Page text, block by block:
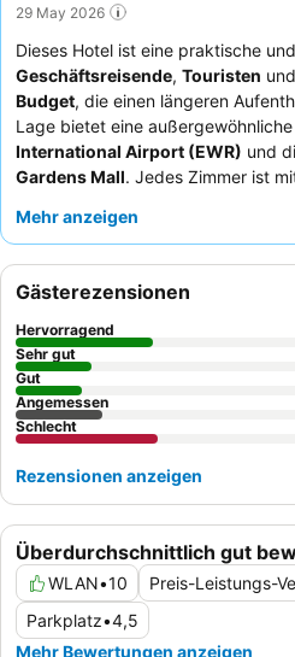
29 May 2026
Dieses Hotel ist eine praktische
Geschäftsreisende, Touristen und
Budget, die einen längeren
Lage bietet eine
International Airport (EWR) und
Gardens Mall. Jedes Zimmer ist
was die Zubereitung von
Rezeption
für ihre freundliche Art
Frühstück zum Mitnehmen ist,
Angebot. Für ein ruhigeres und
Erlebnis sollten Gäste ein Zimmer
frequentierten Bereiche anfragen.
Mehr anzeigen
Überdurchschnittlich gut
WLAN•10 Preis-Leistungs-
Parkplatz•4,5
Mehr Bewertungen anzeigen
Gästerezensionen
Hervorragend
Sehr gut
Gut
Angemessen
Schlecht
Rezensionen anzeigen